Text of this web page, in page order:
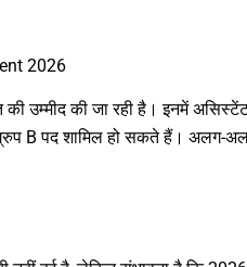
2026
की उम्मीद की जा रही है। इनमें
B पद शामिल हो सकते हैं। अलग-अलग